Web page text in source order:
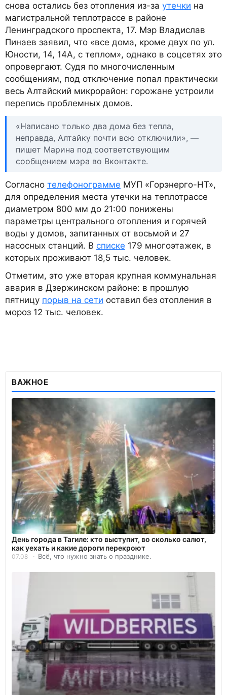
снова остались без отопления из-за утечки на
магистральной теплотрассе в районе
Ленинградского проспекта, 17. Мэр Владислав
Пинаев заявил, что «все дома, кроме двух по ул.
Юности, 14, 14А, с теплом», однако в соцсетях это
опровергают. Судя по многочисленным
сообщениям, под отключение попал практически
весь Алтайский микрорайон: горожане устроили
перепись проблемных домов.
«Написано только два дома без тепла,
неправда, Алтайку почти всю отключили», —
пишет Марина под соответствующим
сообщением мэра во Вконтакте.
Согласно телефонограмме МУП «Горэнерго-НТ»,
для определения места утечки на теплотрассе
диаметром 800 мм до 21:00 понижены
параметры центрального отопления и горячей
воды у домов, запитанных от восьмой и 27
насосных станций. В списке 179 многоэтажек, в
которых проживают 18,5 тыс. человек.
Отметим, это уже вторая крупная коммунальная
авария в Дзержинском районе: в прошлую
пятницу порыв на сети оставил без отопления в
мороз 12 тыс. человек.
ВАЖНОЕ
День города в Тагиле: кто выступит, во сколько салют,
как уехать и какие дороги перекроют
07.08 Всё, что нужно знать о празднике.